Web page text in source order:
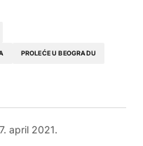
PROLEĆE U BEOGRADU
april 2021.